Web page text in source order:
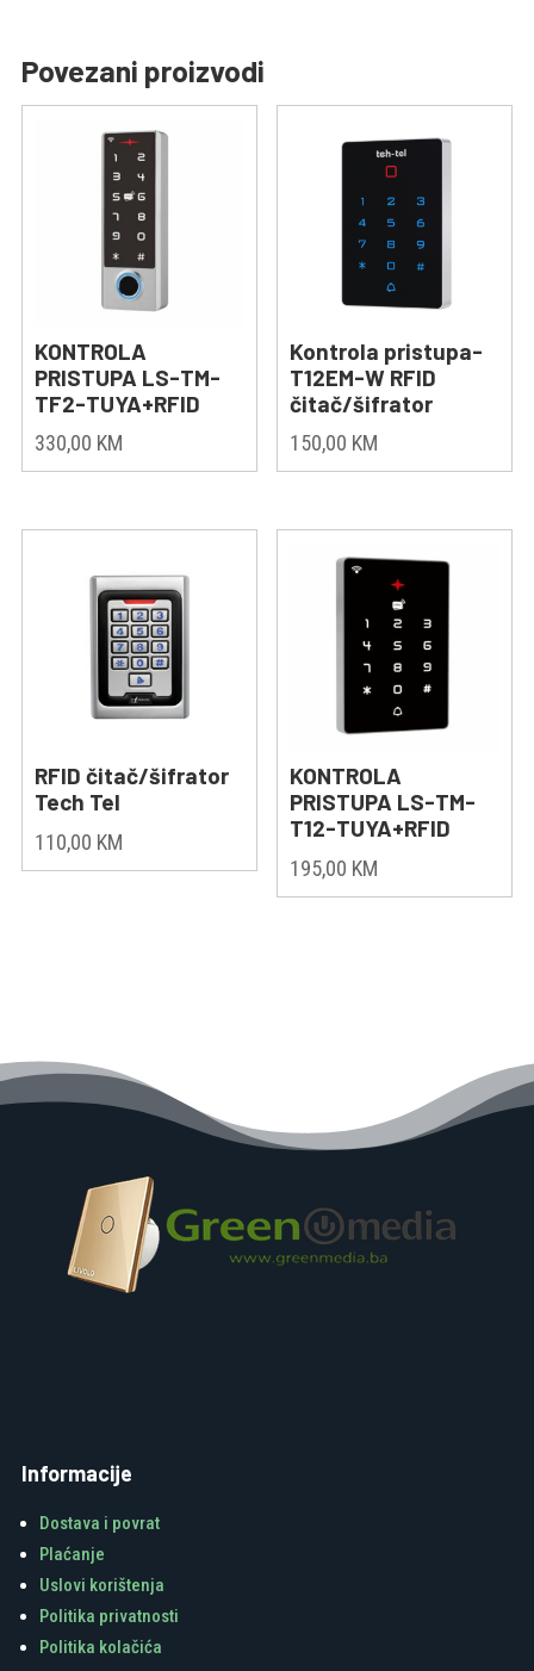
Povezani proizvodi
KONTROLA
PRISTUPA LS-TM-
TF2-TUYA+RFID
330,00 KM
Kontrola pristupa-
T12EM-W RFID
čitač/šifrator
150,00 KM
RFID čitač/šifrator
Tech Tel
110,00 KM
KONTROLA
PRISTUPA LS-TM-
T12-TUYA+RFID
195,00 KM
Informacije
Dostava i povrat
Plaćanje
Uslovi korištenja
Politika privatnosti
Politika kolačića